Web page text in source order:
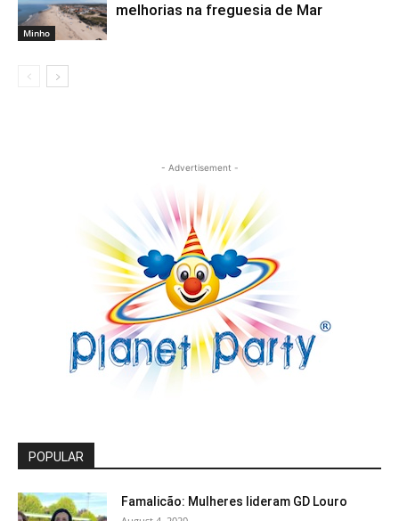
Minho
melhorias na freguesia de Mar
- Advertisement -
POPULAR
Famalicão: Mulheres lideram GD Louro